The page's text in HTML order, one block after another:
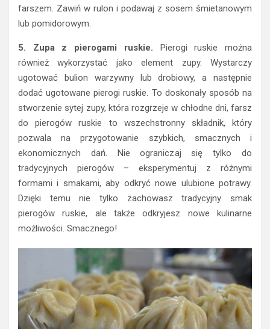
farszem. Zawiń w rulon i podawaj z sosem śmietanowym
lub pomidorowym.
5. Zupa z pierogami ruskie.
Pierogi ruskie można
również wykorzystać jako element zupy. Wystarczy
ugotować bulion warzywny lub drobiowy, a następnie
dodać ugotowane pierogi ruskie. To doskonały sposób na
stworzenie sytej zupy, która rozgrzeje w chłodne dni, farsz
do pierogów ruskie to wszechstronny składnik, który
pozwala na przygotowanie szybkich, smacznych i
ekonomicznych dań. Nie ograniczaj się tylko do
tradycyjnych pierogów – eksperymentuj z różnymi
formami i smakami, aby odkryć nowe ulubione potrawy.
Dzięki temu nie tylko zachowasz tradycyjny smak
pierogów ruskie, ale także odkryjesz nowe kulinarne
możliwości. Smacznego!